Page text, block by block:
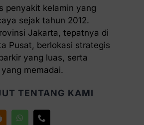
penyakit kelamin yang
sejak tahun 2012.
Jakarta, tepatnya di
Pusat, berlokasi strategis
yang luas, serta
memadai.
TENTANG KAMI